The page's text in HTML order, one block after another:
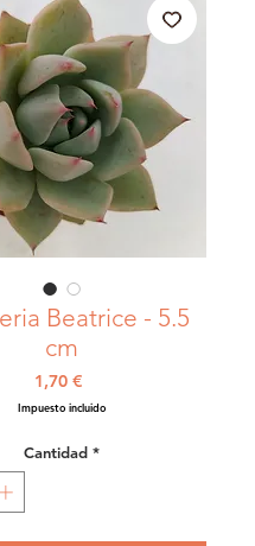
Beatrice - 5.5
cm
1,70 €Precio
Impuesto incluido
Cantidad *